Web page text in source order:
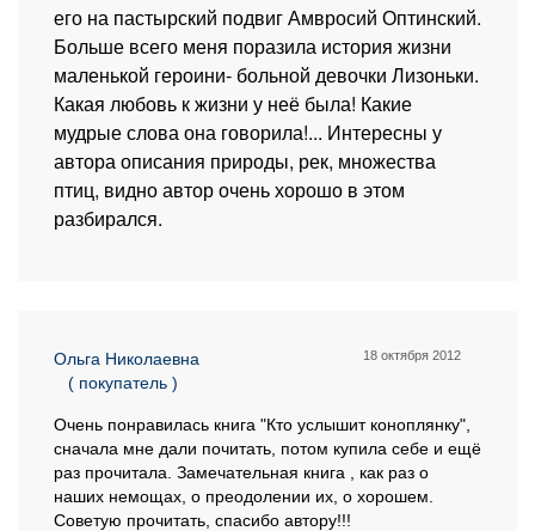
его на пастырский подвиг Амвросий Оптинский.
Больше всего меня поразила история жизни
маленькой героини- больной девочки Лизоньки.
Какая любовь к жизни у неё была! Какие
мудрые слова она говорила!... Интересны у
автора описания природы, рек, множества
птиц, видно автор очень хорошо в этом
разбирался.
Ольга Николаевна
( покупатель )
18 октября 2012
Очень понравилась книга "Кто услышит коноплянку",
сначала мне дали почитать, потом купила себе и ещё
раз прочитала. Замечательная книга , как раз о
наших немощах, о преодолении их, о хорошем.
Советую прочитать, спасибо автору!!!